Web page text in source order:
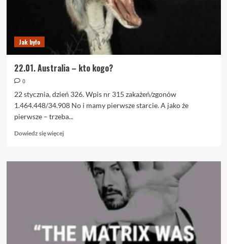
Jak było
22.01. Australia – kto kogo?
0
22 stycznia, dzień 326. Wpis nr 315 zakażeń/zgonów
1.464.448/34.908 No i mamy pierwsze starcie. A jako że
pierwsze – trzeba...
Dowiedz się więcejDowiedz
o